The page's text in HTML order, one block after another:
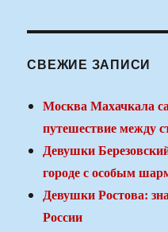
СВЕЖИЕ ЗАПИСИ
Москва Махачкала
путешествие между
Девушки
городе с особым
Девушки Ростова:
России